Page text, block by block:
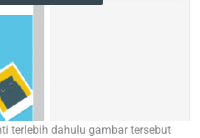
terlebih dahulu gambar tersebut